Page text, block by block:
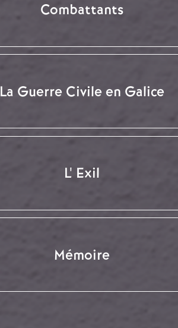
Combattants
La Guerre Civile en Galice
L' Exil
Mémoire